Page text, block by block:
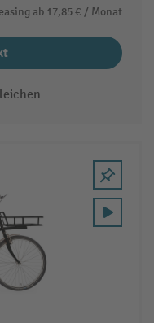
ab 17,85 € / Monat